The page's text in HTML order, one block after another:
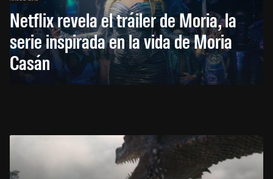
Netflix revela el tráiler de Moria, la
serie inspirada en la vida de Moria
Casán